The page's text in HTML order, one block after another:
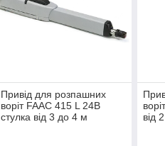
Привід для розпашних
воріт FAAC 415 L 24В
стулка від 3 до 4 м
від